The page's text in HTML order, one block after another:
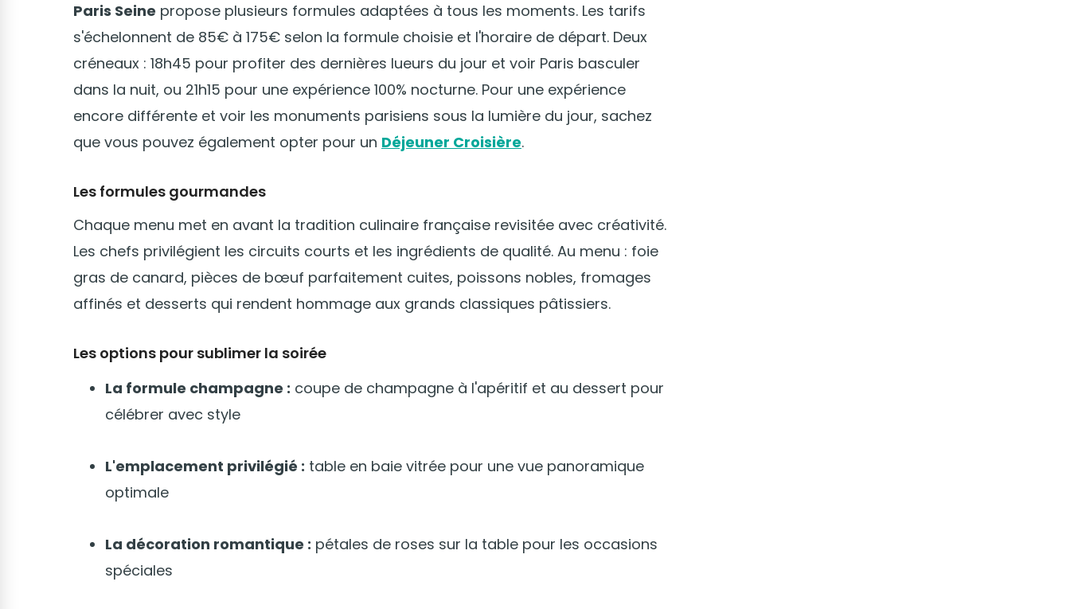
Paris Seine propose plusieurs formules adaptées à tous les moments. Les tarifs
s'échelonnent de 85€ à 175€ selon la formule choisie et l'horaire de départ. Deux
créneaux : 18h45 pour profiter des dernières lueurs du jour et voir Paris basculer
dans la nuit, ou 21h15 pour une expérience 100% nocturne. Pour une expérience
encore différente et voir les monuments parisiens sous la lumière du jour, sachez
que vous pouvez également opter pour un Déjeuner Croisière.
Les formules gourmandes
Chaque menu met en avant la tradition culinaire française revisitée avec créativité.
Les chefs privilégient les circuits courts et les ingrédients de qualité. Au menu : foie
gras de canard, pièces de bœuf parfaitement cuites, poissons nobles, fromages
affinés et desserts qui rendent hommage aux grands classiques pâtissiers.
Les options pour sublimer la soirée
La formule champagne : coupe de champagne à l'apéritif et au dessert pour
célébrer avec style
L'emplacement privilégié : table en baie vitrée pour une vue panoramique
optimale
La décoration romantique : pétales de roses sur la table pour les occasions
spéciales